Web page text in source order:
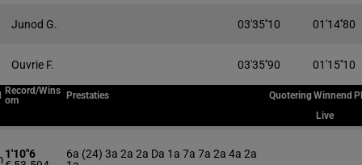
Junod G. 03'35''10 01'14''80
Ouvrie F. 03'35''90 01'15''10
Record/Wins
om
Prestaties QuoteringWinnend
Live
1'10"6
6a (24) 3a 2a 2a Da 1a 7a 7a 2a 4a 2a